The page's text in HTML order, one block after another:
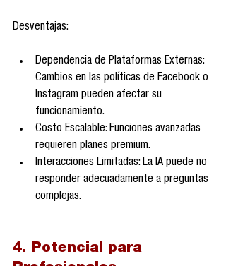
Desventajas:
Dependencia de Plataformas Externas:
Cambios en las políticas de Facebook o
Instagram pueden afectar su
funcionamiento.
Costo Escalable: Funciones avanzadas
requieren planes premium.
Interacciones Limitadas: La IA puede no
responder adecuadamente a preguntas
complejas.
4. Potencial para